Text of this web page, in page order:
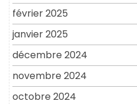
février 2025
janvier 2025
décembre 2024
novembre 2024
octobre 2024